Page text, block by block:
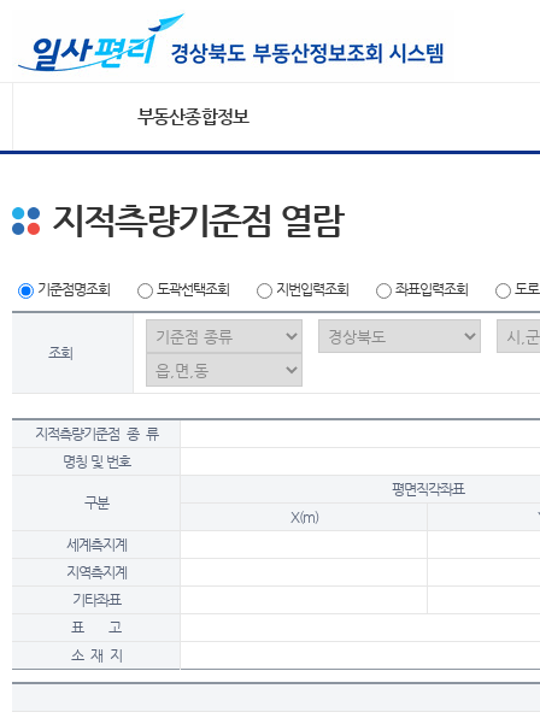
부동산종합정보
지적측량기준점 열람
기준점명조회 도곽선택조회 지번입력조회 좌표입력조회 도
조회
지적측량기준점 종 류
명칭 및 번호
구분
평면직각좌표
X(m)
세계측지계
지역측지계
기타좌표
표 고
소 재 지